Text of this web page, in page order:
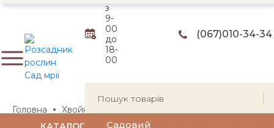
з
9-
00
до
18-
00
(067)010-34-34
Садовий
Головна Хвойні рослини